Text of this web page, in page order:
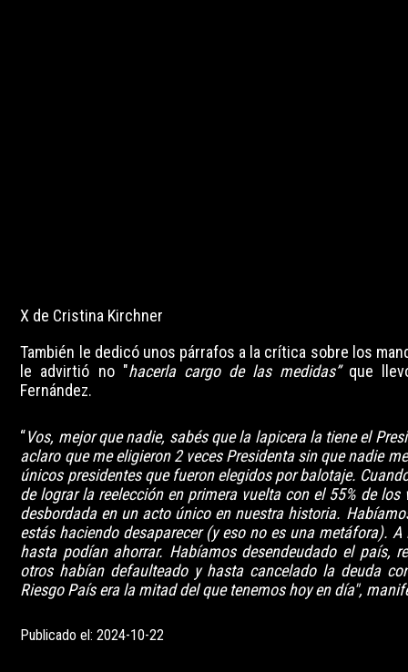
X de Cristina Kirchner
También le dedicó unos párrafos a la crítica sobre los
le advirtió no "hacerla cargo de las medidas” que
Fernández.
“Vos, mejor que nadie, sabés que la lapicera la tiene el
aclaro que me eligieron 2 veces Presidenta sin que nadie
únicos presidentes que fueron elegidos por balotaje.
de lograr la reelección en primera vuelta con el 55% de
desbordada en un acto único en nuestra historia.
estás haciendo desaparecer (y eso no es una metáfora).
hasta podían ahorrar. Habíamos desendeudado el país,
otros habían defaulteado y hasta cancelado la deuda
Riesgo País era la mitad del que tenemos hoy en día",
Publicado el: 2024-10-22